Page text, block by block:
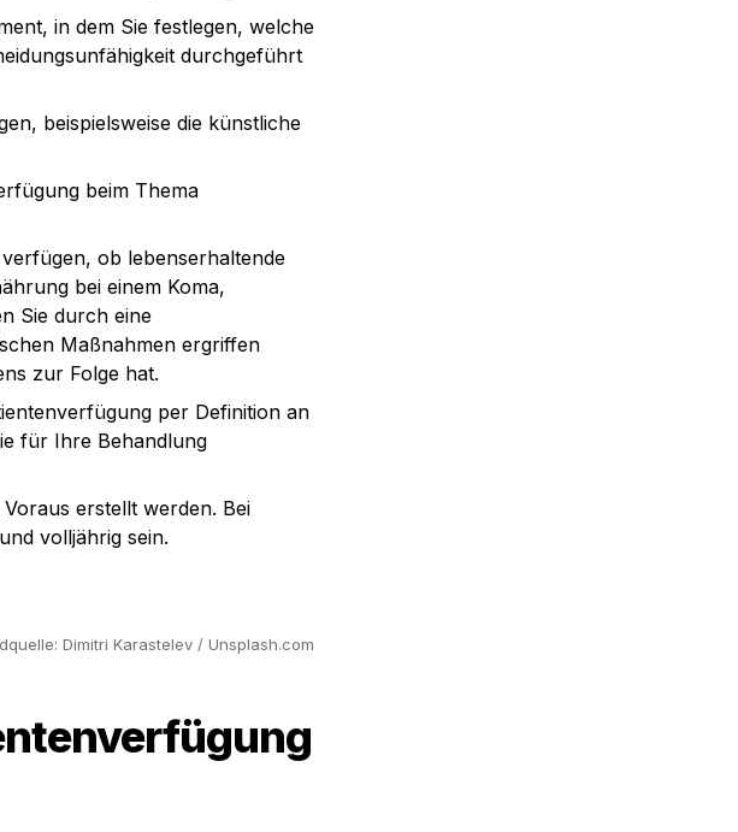
in dem Sie festlegen, welche
durchgeführt
beispielsweise die künstliche
beim Thema
ob lebenserhaltende
bei einem Koma,
Sie durch eine
Maßnahmen ergriffen
zur Folge hat.
per Definition an
für Ihre Behandlung
erstellt werden. Bei
volljährig sein.
Dimitri Karastelev / Unsplash.com